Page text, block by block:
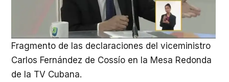
Fragmento de las declaraciones del viceministro
Carlos Fernández de Cossío en la Mesa Redonda
de la TV Cubana.